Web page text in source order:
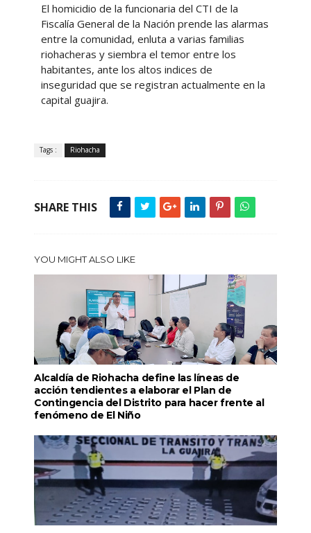
El homicidio de la funcionaria del CTI de la
Fiscalía General de la Nación prende las alarmas
entre la comunidad, enluta a varias familias
riohacheras y siembra el temor entre los
habitantes, ante los altos indices de
inseguridad que se registran actualmente en la
capital guajira.
Tags : Riohacha
SHARE THIS
YOU MIGHT ALSO LIKE
Alcaldía de Riohacha define las líneas de
acción tendientes a elaborar el Plan de
Contingencia del Distrito para hacer frente al
fenómeno de El Niño